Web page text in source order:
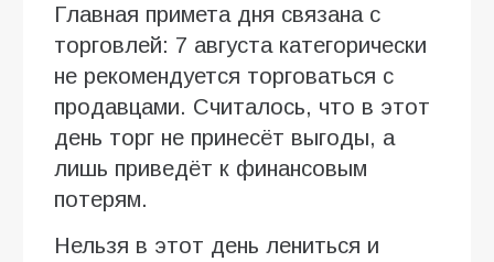
Главная примета дня связана с
торговлей: 7 августа категорически
не рекомендуется торговаться с
продавцами. Считалось, что в этот
день торг не принесёт выгоды, а
лишь приведёт к финансовым
потерям.
Нельзя в этот день лениться и